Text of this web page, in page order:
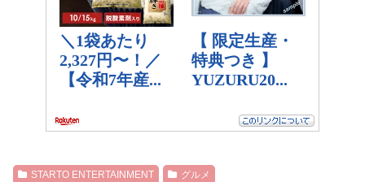
STARTO ENTERTAINMENT グルメ